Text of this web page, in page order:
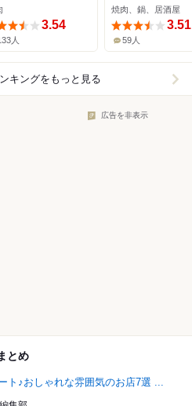
3.54
人
焼肉、鍋、居酒屋
3.51
59人
キングをもっと見る
広告を非表示
とめ
ト♪おしゃれな雰囲気のお店7選 ...